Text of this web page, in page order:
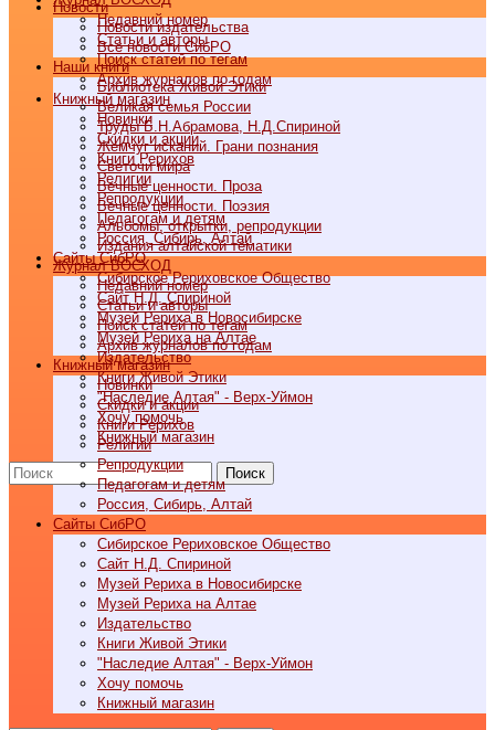
Недавний номер
Статьи и авторы
Поиск статей по тегам
Архив журналов по годам
Книжный магазин
Новинки
Скидки и акции
Книги Рерихов
Религии
Репродукции
Педагогам и детям
Россия, Сибирь, Алтай
Cайты СибРО
Сибирское Рериховское Общество
Сайт Н.Д. Спириной
Музей Рериха в Новосибирске
Музей Рериха на Алтае
Издательство
Книги Живой Этики
"Наследие Алтая" - Верх-Уймон
Хочу помочь
Книжный магазин
Поиск
Новости
Новости издательства
Все новости СибРО
Наши книги
Библиотека Живой Этики
Великая семья России
Труды Б.Н.Абрамова, Н.Д.Спириной
Жемчуг исканий. Грани познания
Светочи мира
Вечные ценности. Проза
Вечные ценности. Поэзия
Альбомы, открытки, репродукции
Издания алтайской тематики
Журнал ВОСХОД
Недавний номер
Статьи и авторы
Поиск статей по тегам
Архив журналов по годам
Книжный магазин
Новинки
Скидки и акции
Книги Рерихов
Религии
Репродукции
Педагогам и детям
Россия, Сибирь, Алтай
Cайты СибРО
Сибирское Рериховское Общество
Сайт Н.Д. Спириной
Музей Рериха в Новосибирске
Музей Рериха на Алтае
Издательство
Книги Живой Этики
"Наследие Алтая" - Верх-Уймон
Хочу помочь
Книжный магазин